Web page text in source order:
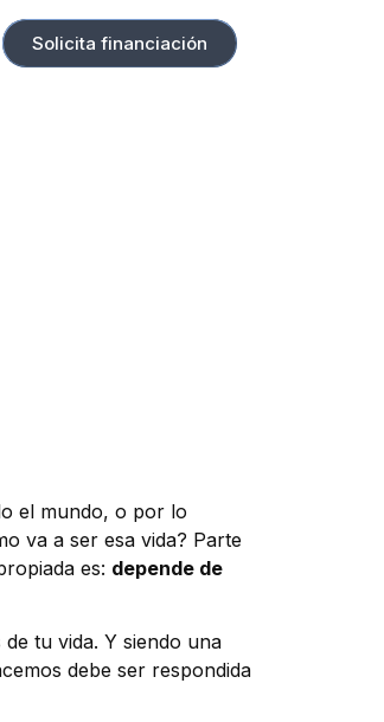
Solicita financiación
el mundo, o por lo
va a ser esa vida? Parte
es: depende de
tu vida. Y siendo una
debe ser respondida